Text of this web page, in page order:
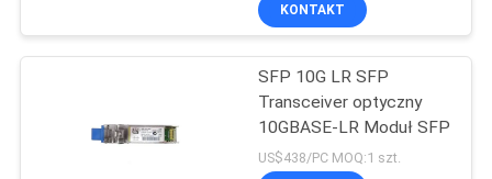
KONTAKT
SFP 10G LR SFP
Transceiver optyczny
10GBASE-LR Moduł SFP
US$438/PC MOQ:1 szt.